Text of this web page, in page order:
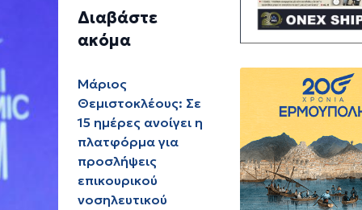
Διαβάστε
ακόμα
Μάριος
Θεμιστοκλέους: Σε
15 ημέρες ανοίγει η
πλατφόρμα για
προσλήψεις
επικουρικού
νοσηλευτικού